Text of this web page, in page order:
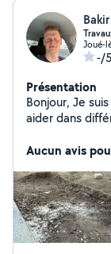
Joué-
-/5
Présentation
Bonjour, Je
aider dans
meubles, petit
d'arbres et
m'adapte à
Aucun avis